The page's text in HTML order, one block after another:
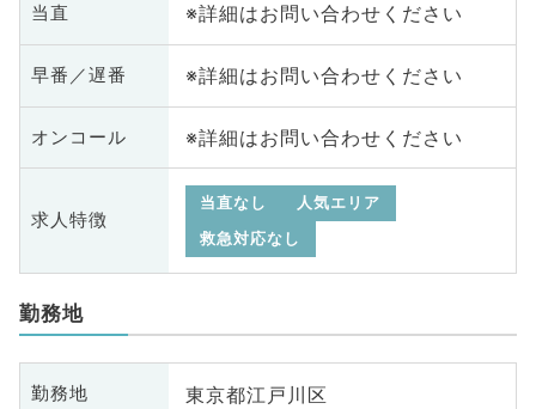
当直 ※詳細はお問い合わせください
早番／遅番 ※詳細はお問い合わせください
オンコール ※詳細はお問い合わせください
求人特徴
当直なし
人気エリア
救急対応なし
勤務地
勤務地 東京都江戸川区